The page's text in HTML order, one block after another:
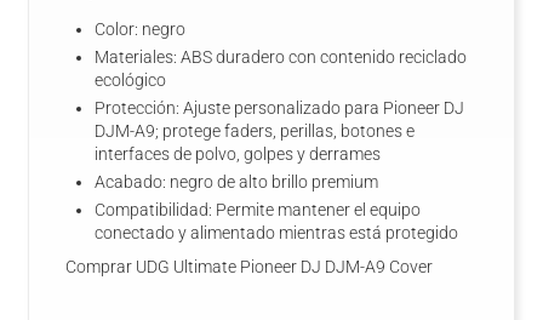
Color: negro
Materiales: ABS duradero con contenido reciclado
ecológico
Protección: Ajuste personalizado para Pioneer DJ
DJM-A9; protege faders, perillas, botones e
interfaces de polvo, golpes y derrames
Acabado: negro de alto brillo premium
Compatibilidad: Permite mantener el equipo
conectado y alimentado mientras está protegido
Comprar UDG Ultimate Pioneer DJ DJM-A9 Cover